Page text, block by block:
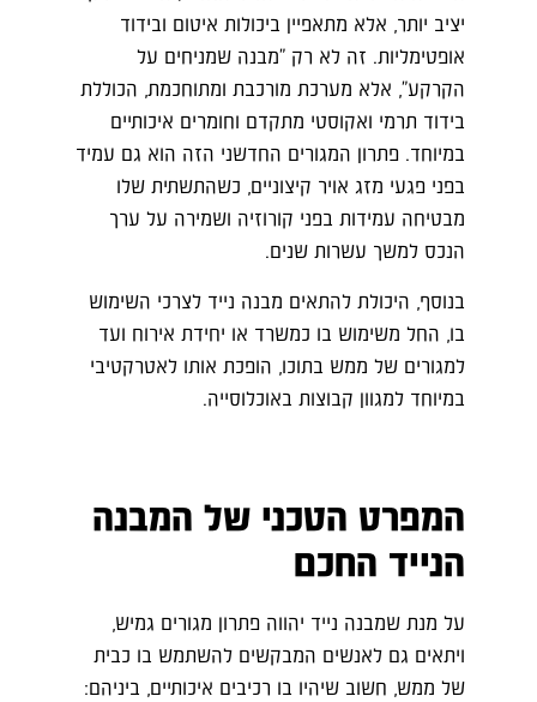
יציב יותר, אלא מתאפיין ביכולות איטום ובידוד
אופטימליות. זה לא רק "מבנה שמניחים על
הקרקע", אלא מערכת מורכבת ומתוחכמת, הכוללת
בידוד תרמי ואקוסטי מתקדם וחומרים איכותיים
במיוחד. פתרון המגורים החדשני הזה הוא גם עמיד
בפני פגעי מזג אויר קיצוניים, כשהתשתית שלו
מבטיחה עמידות בפני קורוזיה ושמירה על ערך
הנכס למשך עשרות שנים.
בנוסף, היכולת להתאים מבנה נייד לצרכי השימוש
בו, החל משימוש בו כמשרד או יחידת אירוח ועד
למגורים של ממש בתוכו, הופכת אותו לאטרקטיבי
במיוחד למגוון קבוצות באוכלוסייה.
המפרט הטכני של המבנה
הנייד החכם
על מנת שמבנה נייד יהווה פתרון מגורים גמיש,
ויתאים גם לאנשים המבקשים להשתמש בו כבית
של ממש, חשוב שיהיו בו רכיבים איכותיים, ביניהם: